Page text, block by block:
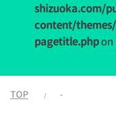
shizuoka.com/
content/
pagetitle.phpon
TOP -